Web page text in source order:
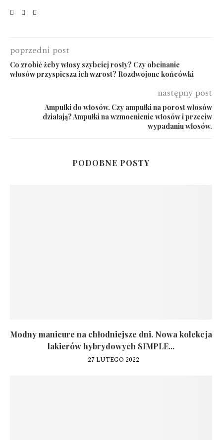
poprzedni post
Co zrobić żeby włosy szybciej rosły? Czy obcinanie
włosów przyspiesza ich wzrost? Rozdwojone końcówki
następny post
Ampułki do włosów. Czy ampułki na porost włosów
działają? Ampułki na wzmocnienie włosów i przeciw
wypadaniu włosów.
PODOBNE POSTY
Modny manicure na chłodniejsze dni. Nowa kolekcja
lakierów hybrydowych SIMPLE...
27 LUTEGO 2022